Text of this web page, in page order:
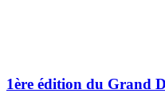
1ère édition du Grand